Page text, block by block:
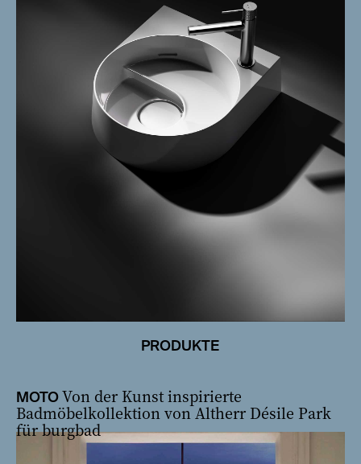
PRODUKTE
MOTOVon der Kunst inspirierte
Badmöbelkollektion von Altherr Désile Park
für burgbad